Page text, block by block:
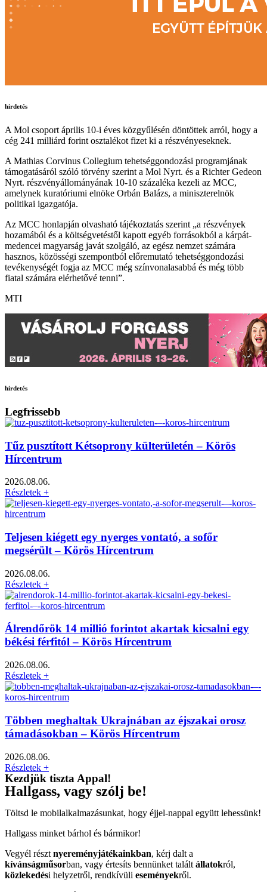
hirdetés
A Mol csoport április 10-i éves közgyűlésén döntöttek arról, hogy a
cég 241 milliárd forint osztalékot fizet ki a részvényeseknek.
A Mathias Corvinus Collegium tehetséggondozási programjának
támogatásáról szóló törvény szerint a Mol Nyrt. és a Richter Gedeon
Nyrt. részvényállományának 10-10 százaléka kezeli az MCC,
amelynek kuratóriumi elnöke Orbán Balázs, a miniszterelnök
politikai igazgatója.
Az MCC honlapján olvasható tájékoztatás szerint „a részvények
hozamából és a költségvetéstől kapott egyéb forrásokból a kárpát-
medencei magyarság javát szolgáló, az egész nemzet számára
hasznos, közösségi szempontból előremutató tehetséggondozási
tevékenységét fogja az MCC még színvonalasabbá és még több
fiatal számára elérhetővé tenni”.
MTI
hirdetés
Legfrissebb
Tűz pusztított Kétsoprony külterületén – Körös
Hírcentrum
2026.08.06.
Részletek +
Teljesen kiégett egy nyerges vontató, a sofőr
megsérült – Körös Hírcentrum
2026.08.06.
Részletek +
Álrendőrök 14 millió forintot akartak kicsalni egy
békési férfitól – Körös Hírcentrum
2026.08.06.
Részletek +
Többen meghaltak Ukrajnában az éjszakai orosz
támadásokban – Körös Hírcentrum
2026.08.06.
Részletek +
Kezdjük tiszta Appal!
Hallgass, vagy szólj be!
Töltsd le mobilalkalmazásunkat, hogy éjjel-nappal együtt lehessünk!
Hallgass minket bárhol és bármikor!
Vegyél részt nyereményjátékainkban, kérj dalt a
kívánságműsorban, vagy értesíts bennünket talált állatokról,
közlekedési helyzetről, rendkívüli eseményekről.